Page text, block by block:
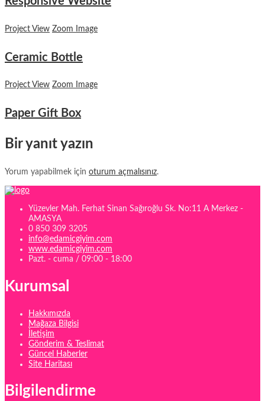
Project View Zoom Image
Ceramic Bottle
Project View Zoom Image
Paper Gift Box
Bir yanıt yazın
Yorum yapabilmek için oturum açmalısınız.
Yüzevler Mah. Ferhat Sinan Sağıroğlu Sk. No:11 A Merkez -
AMASYA
0 850 309 3205
info@edamicgiyim.com
www.edamicgiyim.com
Pazt. - cuma / 09:00 - 18:00
Kurumsal
Hakkımızda
Mağaza Bilgisi
İletişim
Gönderim & Teslimat
Güncel Haberler
Site Haritası
Bilgilendirme